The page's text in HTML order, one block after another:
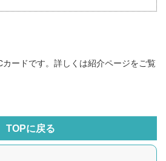
ードです。詳しくは紹介ページをご覧
TOPに戻る